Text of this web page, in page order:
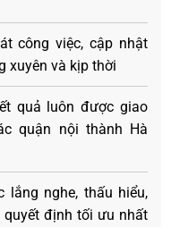
công việc, cập nhật
xuyên và kịp thời
quả luôn được giao
quận nội thành Hà
lắng nghe, thấu hiểu,
định tối ưu nhất